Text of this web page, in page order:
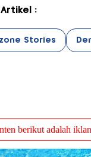
:
Stories